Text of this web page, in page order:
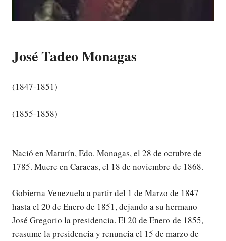
José Tadeo Monagas
(1847-1851)
(1855-1858)
Nació en Maturín, Edo. Monagas, el 28 de octubre de
1785. Muere en Caracas, el 18 de noviembre de 1868.
Gobierna Venezuela a partir del 1 de Marzo de 1847
hasta el 20 de Enero de 1851, dejando a su hermano
José Gregorio la presidencia. El 20 de Enero de 1855,
reasume la presidencia y renuncia el 15 de marzo de